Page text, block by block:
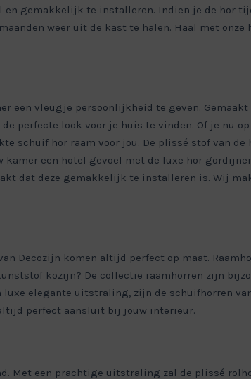
en gemakkelijk te installeren. Indien je de hor
weer uit de kast te halen. Haal met onze
een vleugje persoonlijkheid te geven.
perfecte look voor je huis te vinden. Of je nu
schuif hor raam voor jou. De plissé stof van de
een hotel gevoel met de luxe hor
dat deze gemakkelijk te installeren is. Wij
Decozijn komen altijd perfect op maat.
kozijn? De collectie raamhorren zijn
elegante uitstraling, zijn de schuifhorren
perfect aansluit bij jouw interieur.
Met een prachtige uitstraling zal de plissé